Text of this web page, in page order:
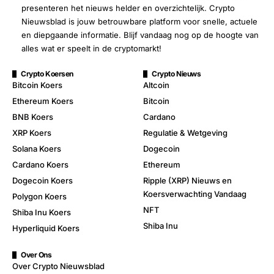
presenteren het nieuws helder en overzichtelijk. Crypto
Nieuwsblad is jouw betrouwbare platform voor snelle, actuele
en diepgaande informatie. Blijf vandaag nog op de hoogte van
alles wat er speelt in de cryptomarkt!
Crypto Koersen
Bitcoin Koers
Ethereum Koers
BNB Koers
XRP Koers
Solana Koers
Cardano Koers
Dogecoin Koers
Polygon Koers
Shiba Inu Koers
Hyperliquid Koers
Crypto Nieuws
Altcoin
Bitcoin
Cardano
Regulatie & Wetgeving
Dogecoin
Ethereum
Ripple (XRP) Nieuws en
Koersverwachting Vandaag
NFT
Shiba Inu
Over Ons
Over Crypto Nieuwsblad